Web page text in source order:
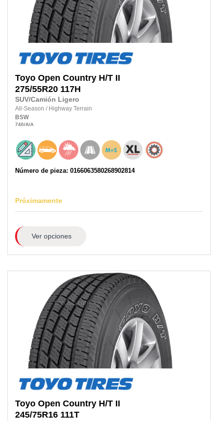
Toyo Open Country H/T II
275/55R20 117H
SUV/Camión Ligero
All-Season / Highway Terrain
BSW
740/A/A
Número de pieza: 0166063580268902814
Próximamente
Ver opciones
Toyo Open Country H/T II
245/75R16 111T